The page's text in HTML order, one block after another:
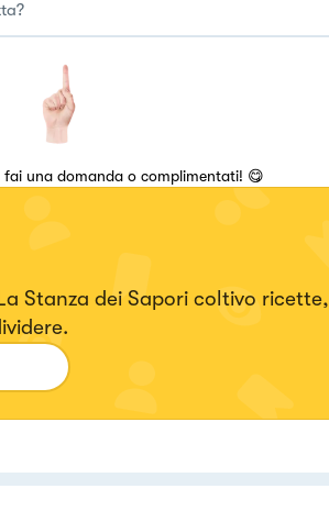
una domanda o complimentati! 😋
Stanza dei Sapori coltivo ricette,